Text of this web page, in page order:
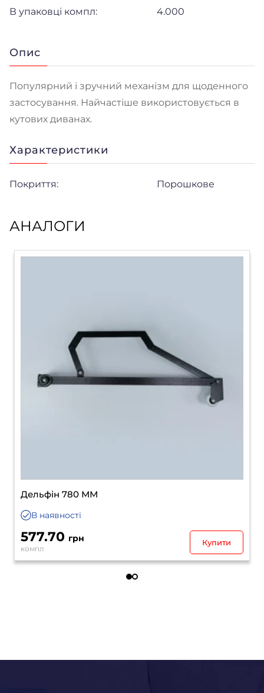
В упаковці компл:
4.000
Опис
Популярний і зручний механізм для щоденного
застосування. Найчастіше використовується в
кутових диванах.
Характеристики
Покриття: Порошкове
АНАЛОГИ
Дельфін 780 ММ
В наявності
577.70 грн
компл
Купити